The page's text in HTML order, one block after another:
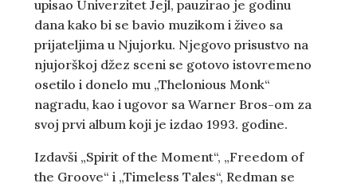
upisao Univerzitet Jejl, pauzirao je godinu
dana kako bi se bavio muzikom i živeo sa
prijateljima u Njujorku. Njegovo prisustvo na
njujorškoj džez sceni se gotovo istovremeno
osetilo i donelo mu „Thelonious Monk“
nagradu, kao i ugovor sa Warner Bros-om za
svoj prvi album koji je izdao 1993. godine.
Izdavši „Spirit of the Moment“, „Freedom of
the Groove“ i „Timeless Tales“, Redman se